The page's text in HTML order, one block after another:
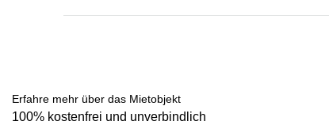
Erfahre mehr über das Mietobjekt
100% kostenfrei und unverbindlich